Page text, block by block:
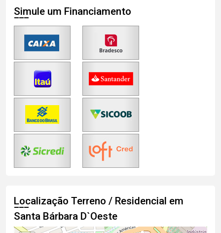
Simule um Financiamento
Localização Terreno / Residencial em
Santa Bárbara D`Oeste